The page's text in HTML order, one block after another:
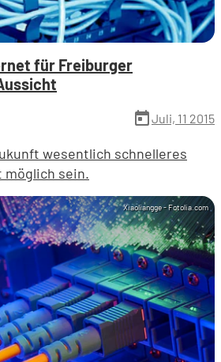
für Freiburger
todayJuli, 11 2015
wesentlich schnelleres
möglich sein.
Xiaoliangge - Fotolia.com